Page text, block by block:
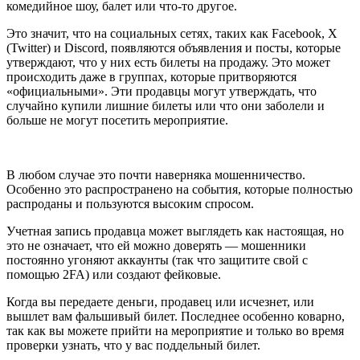
комедийное шоу, балет или что-то другое.
Это значит, что на социальных сетях, таких как Facebook, X
(Twitter) и Discord, появляются объявления и посты, которые
утверждают, что у них есть билеты на продажу. Это может
происходить даже в группах, которые притворяются
«официальными». Эти продавцы могут утверждать, что
случайно купили лишние билеты или что они заболели и
больше не могут посетить мероприятие.
В любом случае это почти наверняка мошенничество.
Особенно это распространено на события, которые полностью
распроданы и пользуются высоким спросом.
Учетная запись продавца может выглядеть как настоящая, но
это не означает, что ей можно доверять — мошенники
постоянно угоняют аккаунты (так что защитите свой с
помощью 2FA) или создают фейковые.
Когда вы передаете деньги, продавец или исчезнет, или
вышлет вам фальшивый билет. Последнее особенно коварно,
так как вы можете прийти на мероприятие и только во время
проверки узнать, что у вас поддельный билет.